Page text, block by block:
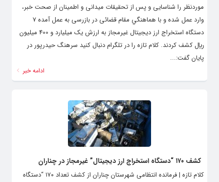
موردنظر را شناسایی و پس از تحقيقات ميدانی و اطمينان از صحت خبر،
وارد عمل شده و با هماهنگي مقام قضائی در بازرسی به عمل آمده 7
دستگاه استخراج ارز ديجيتال غيرمجاز به ارزش یک ميليارد و 400 ميليون
ريال كشف کردند. کلام تازه را در تلگرام دنبال کنید سرهنگ حيدرپور در
پايان گفت:...
ادامه خبر
کشف ۱۷۰ “دستگاه استخراج ارز دیجیتال” غیرمجاز در چناران
کلام تازه | فرمانده انتظامی شهرستان چناران از کشف تعداد ۱۷۰ “دستگاه